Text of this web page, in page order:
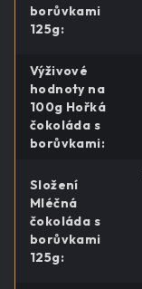
borůvkami
125g:
Výživové
hodnoty na
100g Hořká
čokoláda s
borůvkami:
Složení
Mléčná
čokoláda s
borůvkami
125g: